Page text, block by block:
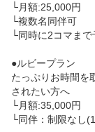
└月額:25,000円
└複数名同伴可
└同時に2コマまで
●ルビープラン
たっぷりお時間を
されたい方へ
└月額:35,000円
└同伴：制限なし